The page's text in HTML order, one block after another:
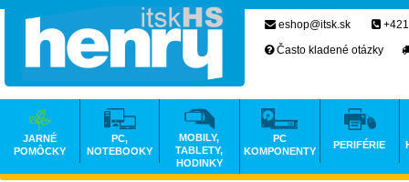
eshop@itsk.sk
Často kladené otázky
JARNÉ
POMÔCKY
PC,
NOTEBOOKY
MOBILY,
TABLETY,
HODINKY
PC
KOMPONENTY
PERIFÉRIE